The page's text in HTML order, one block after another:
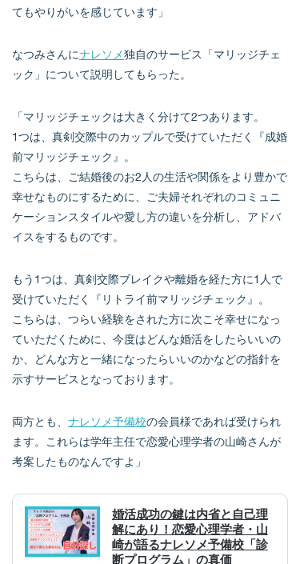
てもやりがいを感じています」
なつみさんにナレソメ独自のサービス「マリッジチェ
ック」について説明してもらった。
「マリッジチェックは大きく分けて2つあります。
1つは、真剣交際中のカップルで受けていただく『成婚
前マリッジチェック』。
こちらは、ご結婚後のお2人の生活や関係をより豊かで
幸せなものにするために、ご夫婦それぞれのコミュニ
ケーションスタイルや愛し方の違いを分析し、アドバ
イスをするものです。
もう1つは、真剣交際ブレイクや離婚を経た方に1人で
受けていただく『リトライ前マリッジチェック』。
こちらは、つらい経験をされた方に次こそ幸せになっ
ていただくために、今度はどんな婚活をしたらいいの
か、どんな方と一緒になったらいいのかなどの指針を
示すサービスとなっております。
両方とも、 ナレソメ予備校の会員様であれば受けられ
ます。これらは学年主任で恋愛心理学者の山崎さんが
考案したものなんですよ」